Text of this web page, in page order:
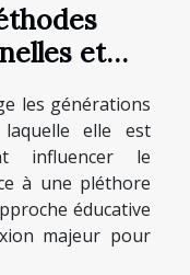
et
les générations
elle est
influencer le
à une pléthore
éducative
majeur pour